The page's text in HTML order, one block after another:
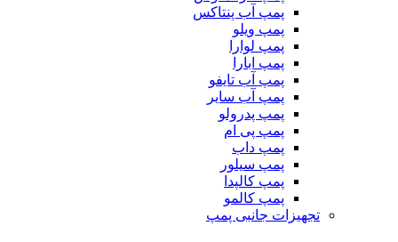
پمپ آب پنتاکس
پمپ ویلو
پمپ لوارا
پمپ ابارا
پمپ آب تایفو
پمپ آب سایر
پمپ پدرولو
پمپ پی ام
پمپ داب
پمپ سیلور
پمپ کالپدا
پمپ کالمو
تجهیزات جانبی پمپ